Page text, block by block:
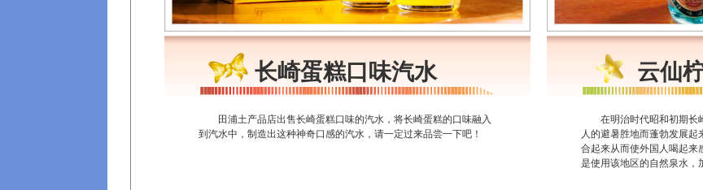
长崎蛋糕口味汽水
田浦土产品店出售长崎蛋糕口味的汽水，将长崎蛋糕的口味融入
到汽水中，制造出这种神奇口感的汽水，请一定过来品尝一下吧！
云仙
在明治时代昭和初期长
人的避暑胜地而蓬勃发展
合起来从而使外国人喝起来
是使用该地区的自然泉水，